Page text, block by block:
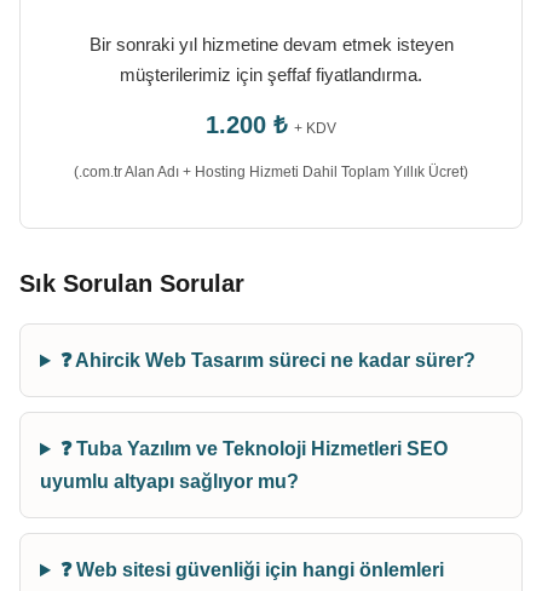
Bir sonraki yıl hizmetine devam etmek isteyen
müşterilerimiz için şeffaf fiyatlandırma.
1.200 ₺ + KDV
(.com.tr Alan Adı + Hosting Hizmeti Dahil Toplam Yıllık Ücret)
Sık Sorulan Sorular
❓ Ahircik Web Tasarım süreci ne kadar sürer?
❓ Tuba Yazılım ve Teknoloji Hizmetleri SEO
uyumlu altyapı sağlıyor mu?
❓ Web sitesi güvenliği için hangi önlemleri